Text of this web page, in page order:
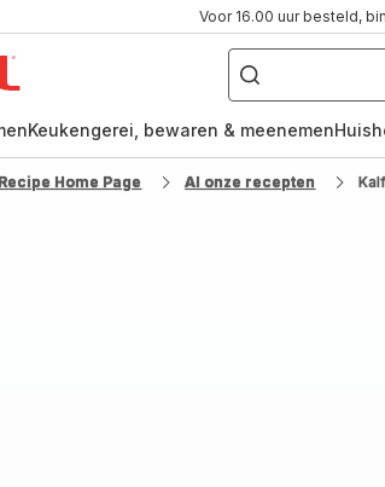
Voor 16.00 uur besteld,
Waar
ben
naar
Keukengerei, bewaren & meenemen
Recipe Home Page Al onze recepten